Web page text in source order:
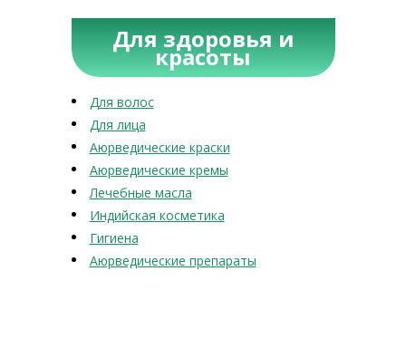
Для здоровья и
красоты
Для волос
Для лица
Аюрведические краски
Аюрведические кремы
Лечебные масла
Индийская косметика
Гигиена
Аюрведические препараты